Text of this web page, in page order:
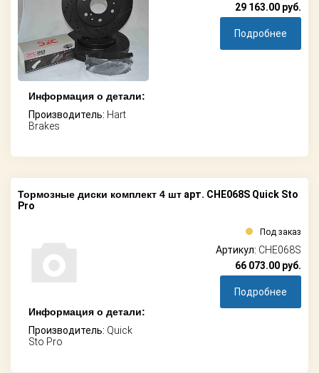
Информация о детали:
Производитель: Hart
Brakes
29 163.00 руб.
Подробнее
Тормозные диски комплект 4 шт арт. CHE068S Quick Sto
Pro
Информация о детали:
Производитель: Quick
Sto Pro
Под заказ
Артикул: CHE068S
66 073.00 руб.
Подробнее